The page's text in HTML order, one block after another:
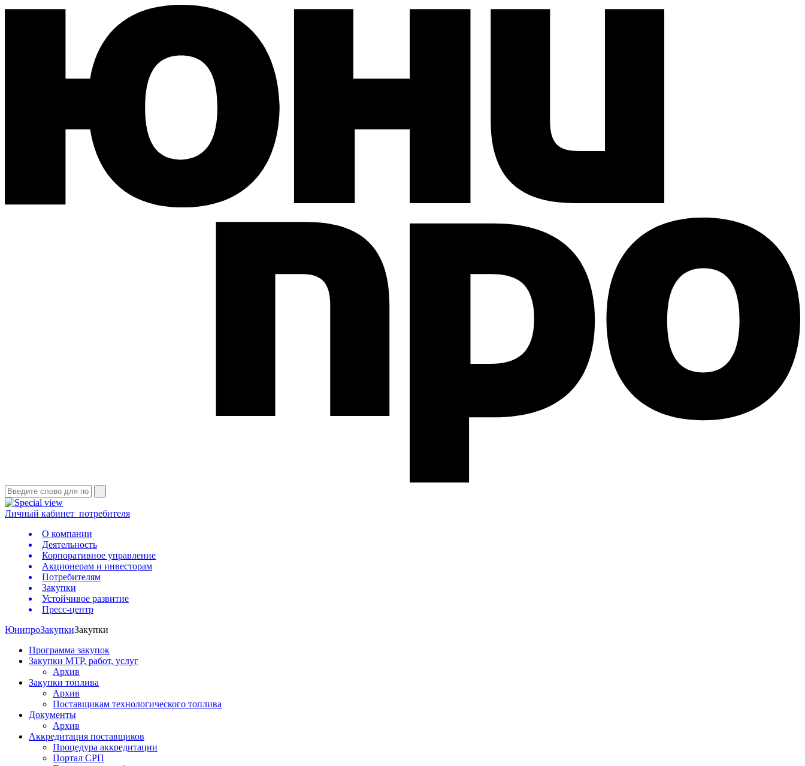
Личный кабинет потребителя
О компании
Деятельность
Корпоративное управление
Акционерам и инвесторам
Потребителям
Закупки
Устойчивое развитие
Пресс-центр
ЮнипроЗакупкиЗакупки
Программа закупок
Закупки МТР, работ, услуг
Архив
Закупки топлива
Архив
Поставщикам технологического топлива
Документы
Архив
Аккредитация поставщиков
Процедура аккредитации
Портал СРП